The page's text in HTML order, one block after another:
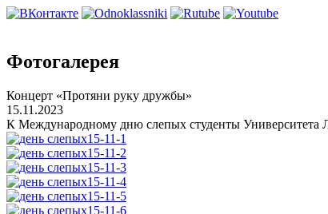
Фотогалерея
Концерт «Протяни руку дружбы»
15.11.2023
К Международному дню слепых студенты Университета